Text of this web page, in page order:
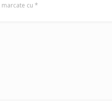
marcate cu*